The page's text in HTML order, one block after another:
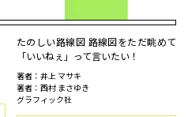
たのしい路線図 路線図をただ眺めて
「いいねぇ」って言いたい！
著者：井上 マサキ
著者：西村 まさゆき
グラフィック社